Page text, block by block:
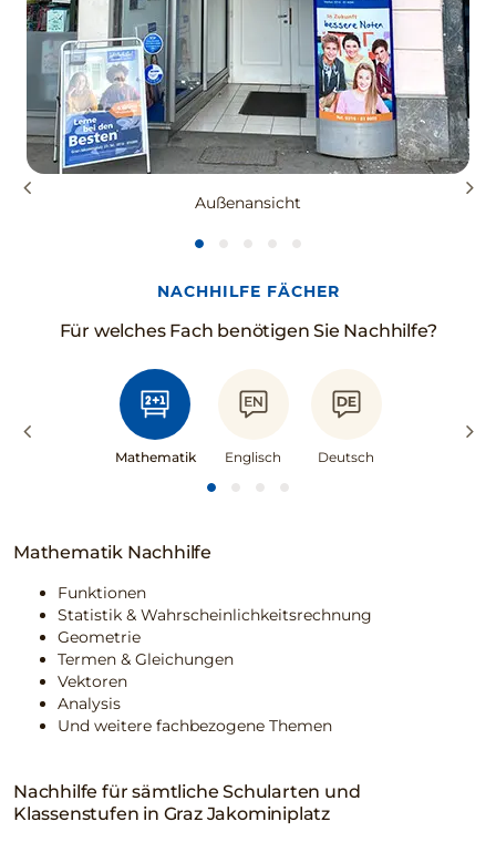
Außenansicht
NACHHILFE FÄCHER
Für welches Fach benötigen Sie Nachhilfe?
Mathematik Englisch Deutsch
Mathematik Nachhilfe
Funktionen
Statistik & Wahrscheinlichkeitsrechnung
Geometrie
Termen & Gleichungen
Vektoren
Analysis
Und weitere fachbezogene Themen
Nachhilfe für sämtliche Schularten und
Klassenstufen in Graz Jakominiplatz